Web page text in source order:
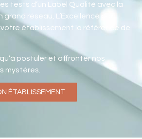
tests d’un Label Qualité avec la
réseau, L’Excellence par
établissement la référence de
postuler et affronter nos
mystères.
ÉTABLISSEMENT